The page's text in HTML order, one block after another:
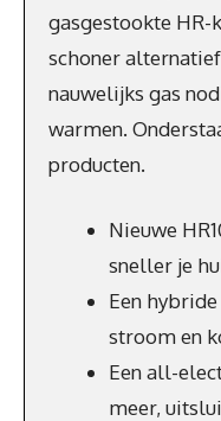
gasgestookte HR-
schoner
nauwelijks gas
warmen.
producten.
Nieuwe
sneller je
Een
stroom en
Een all-
meer,